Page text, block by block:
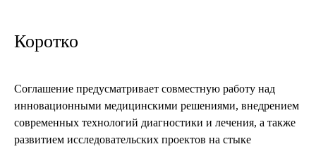
Коротко
Соглашение предусматривает совместную работу над
инновационными медицинскими решениями, внедрением
современных технологий диагностики и лечения, а также
развитием исследовательских проектов на стыке